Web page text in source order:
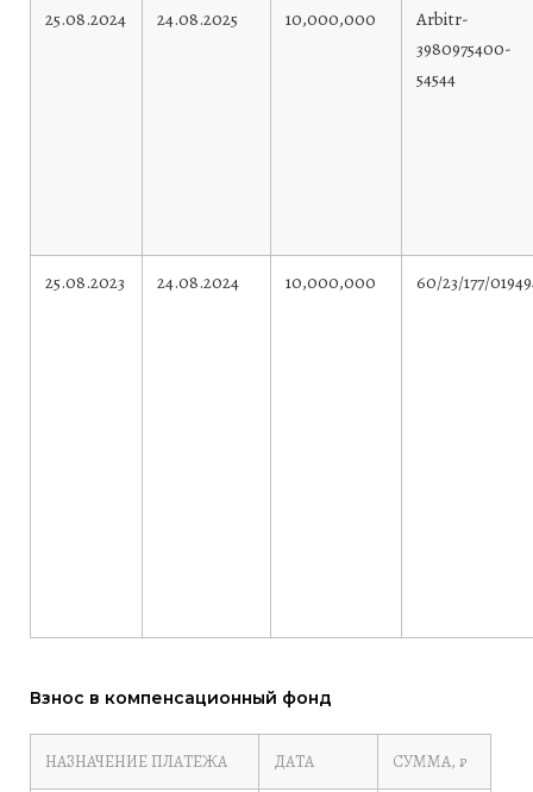
25.08.2024 24.08.2025 10,000,000
Arbitr-
3980975400-
54544
25.08.2023 24.08.2024 10,000,000 60/23/177/
Взнос в компенсационный фонд
НАЗНАЧЕНИЕ ПЛАТЕЖА ДАТА СУММА, ₽